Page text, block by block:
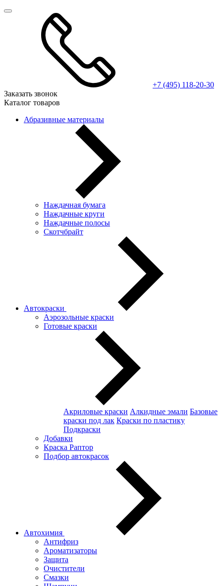
+7 (495) 118-20-30
Заказать звонок
Каталог товаров
Абразивные материалы
Наждачная бумага
Наждачные круги
Наждачные полосы
Скотчбрайт
Автокраски
Аэрозольные краски
Готовые краски
Акриловые краски Алкидные эмали Базовые
краски под лак Краски по пластику
Подкраски
Добавки
Краска Раптор
Подбор автокрасок
Автохимия
Антифриз
Ароматизаторы
Защита
Очистители
Смазки